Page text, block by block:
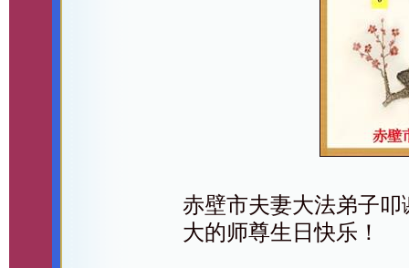
赤壁市夫妻大法弟子
大的师尊生日快乐！